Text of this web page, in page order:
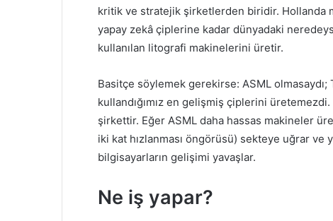
kritik ve stratejik şirketlerden biridir. Hollanda
yapay zekâ çiplerine kadar dünyadaki
kullanılan litografi makinelerini üretir.
Basitçe söylemek gerekirse: ASML
kullandığımız en gelişmiş çiplerini
şirkettir. Eğer ASML daha hassas makineler
iki kat hızlanması öngörüsü) sekteye uğrar
bilgisayarların gelişimi yavaşlar.
Ne iş yapar?